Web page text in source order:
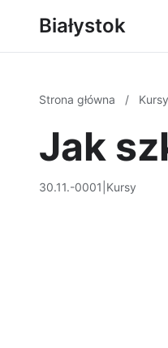
Białystok
Strona główna / Kursy
Jak
30.11.-0001 Kursy